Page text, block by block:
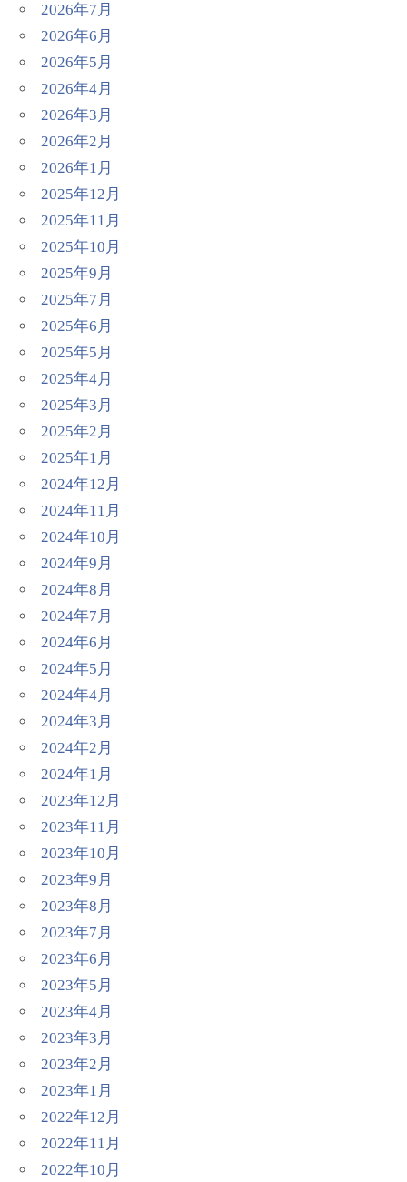
2026年7月
2026年6月
2026年5月
2026年4月
2026年3月
2026年2月
2026年1月
2025年12月
2025年11月
2025年10月
2025年9月
2025年7月
2025年6月
2025年5月
2025年4月
2025年3月
2025年2月
2025年1月
2024年12月
2024年11月
2024年10月
2024年9月
2024年8月
2024年7月
2024年6月
2024年5月
2024年4月
2024年3月
2024年2月
2024年1月
2023年12月
2023年11月
2023年10月
2023年9月
2023年8月
2023年7月
2023年6月
2023年5月
2023年4月
2023年3月
2023年2月
2023年1月
2022年12月
2022年11月
2022年10月